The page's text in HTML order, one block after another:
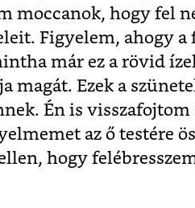
moccanok, hogy fel
Figyelem, ahogy a
már ez a rövid
magát. Ezek a
Én is
az ő testére
hogy